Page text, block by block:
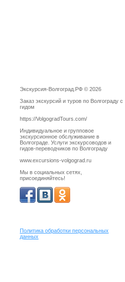
Экскурсия-Волгоград.РФ © 2026
Заказ экскурсий и туров по Волгограду с
гидом
https://VolgogradTours.com/
Индивидуальное и групповое
экскурсионное обслуживание в
Волгограде. Услуги экскурсоводов и
гидов-переводчиков по Волгограду
www.excursions-volgograd.ru
Мы в социальных сетях,
присоединяйтесь!
Политика обработки персональных
данных